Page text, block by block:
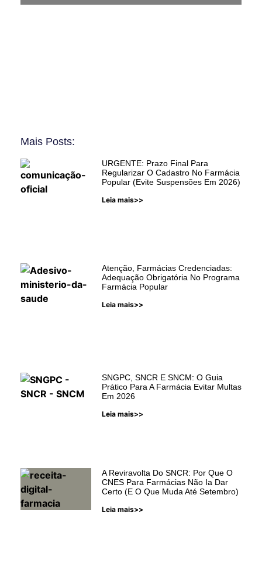
Mais Posts:
URGENTE: Prazo Final Para
Regularizar O Cadastro No Farmácia
Popular (Evite Suspensões Em 2026)
Leia mais>>
Atenção, Farmácias Credenciadas:
Adequação Obrigatória No Programa
Farmácia Popular
Leia mais>>
SNGPC, SNCR E SNCM: O Guia
Prático Para A Farmácia Evitar Multas
Em 2026
Leia mais>>
A Reviravolta Do SNCR: Por Que O
CNES Para Farmácias Não Ia Dar
Certo (e O Que Muda Até Setembro)
Leia mais>>